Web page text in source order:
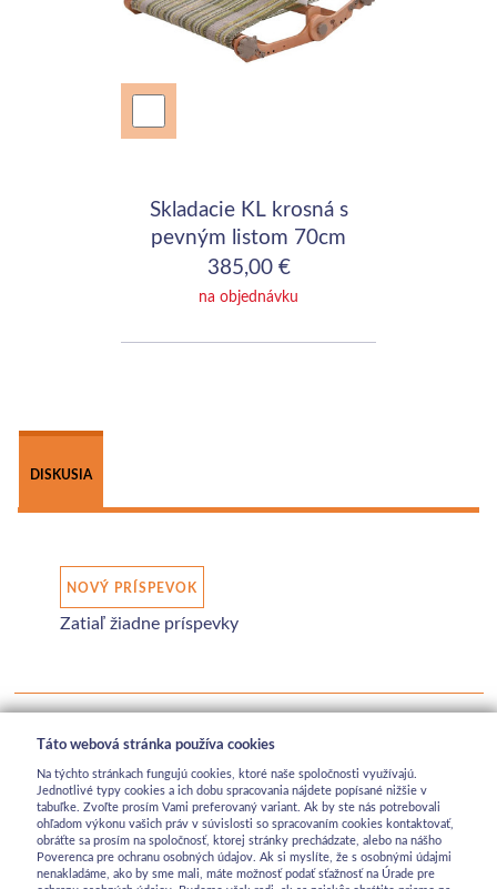
Skladacie KL krosná s
pevným listom 70cm
(28")
385,00 €
na objednávku
DISKUSIA
NOVÝ PRÍSPEVOK
Zatiaľ žiadne príspevky
Táto webová stránka používa cookies
Na týchto stránkach fungujú cookies, ktoré naše spoločnosti využívajú.
Jednotlivé typy cookies a ich dobu spracovania nájdete popísané nižšie v
tabuľke. Zvoľte prosím Vami preferovaný variant. Ak by ste nás potrebovali
ohľadom výkonu vašich práv v súvislosti so spracovaním cookies kontaktovať,
obráťte sa prosím na spoločnosť, ktorej stránky prechádzate, alebo na nášho
Poverenca pre ochranu osobných údajov. Ak si myslíte, že s osobnými údajmi
nenakladáme, ako by sme mali, máte možnosť podať sťažnosť na Úrade pre